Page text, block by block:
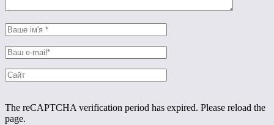
The reCAPTCHA verification period has expired. Please reload the
page.